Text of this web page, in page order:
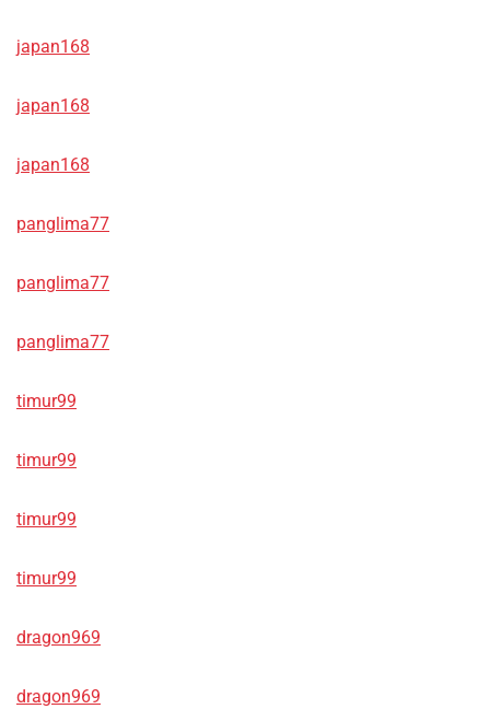
japan168
japan168
japan168
panglima77
panglima77
panglima77
timur99
timur99
timur99
timur99
dragon969
dragon969